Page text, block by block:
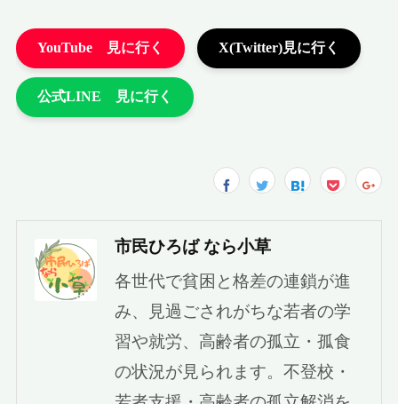
市民ひろば なら小草
各世代で貧困と格差の連鎖が進
み、見過ごされがちな若者の学
習や就労、高齢者の孤立・孤食
の状況が見られます。不登校・